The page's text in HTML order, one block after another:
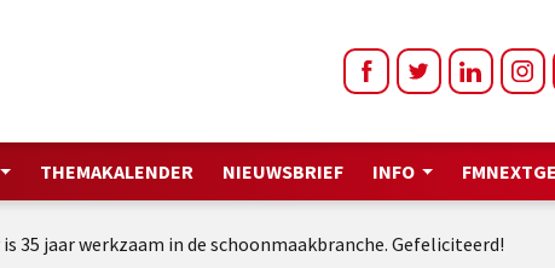
THEMAKALENDER NIEUWSBRIEF INFO
is 35 jaar werkzaam in de schoonmaakbranche. Gefeliciteerd!